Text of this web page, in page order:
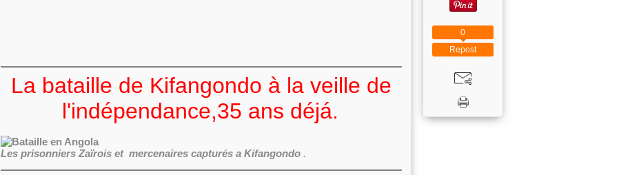
La bataille de Kifangondo à la veille de
l'indépendance,35 ans déjá.
Les prisonniers Zaïrois et mercenaires capturés a Kifangondo .
Repost
0